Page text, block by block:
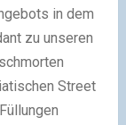
in dem
zu unseren
Street